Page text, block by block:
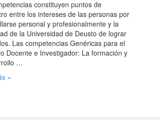
constituyen puntos de
entre los intereses de las personas por
personal y profesionalmente y la
de la Universidad de Deusto de lograr
Las competencias Genéricas para el
Docente e Investigador: La formación y
…
»